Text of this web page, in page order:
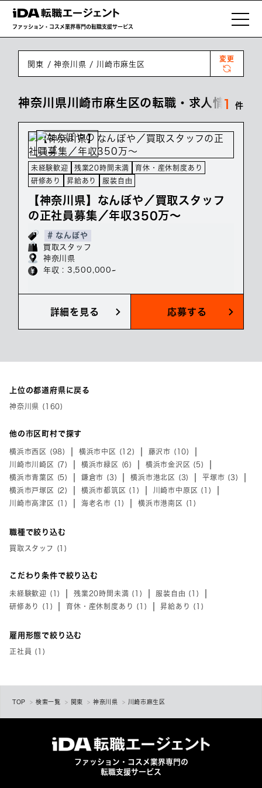
ファッション・コスメ業界専門の転職支援サービス
関東 神奈川県 川崎市麻生区
変更
神奈川県川崎市麻生区の転職・求人情報一覧
1 件
未経験歓迎 残業20時間未満
育休・産休制度あり
研修あり
昇給あり 服装自由
【神奈川県】なんぼや／買取スタッフ
の正社員募集／年収350万～
# なんぼや
買取スタッフ
神奈川県
年収 : 3,500,000~
詳細を見る 応募する
上位の都道府県に戻る
神奈川県 (160)
他の市区町村で探す
横浜市西区 (98) 横浜市中区 (12)
藤沢市 (10)
川崎市川崎区 (7)
横浜市緑区 (6)
横浜市金沢区 (5)
横浜市青葉区 (5)
鎌倉市 (3) 横浜市港北区 (3)
平塚市 (3)
横浜市戸塚区 (2)
横浜市都筑区 (1)
川崎市中原区 (1)
川崎市高津区 (1)
海老名市 (1) 横浜市港南区 (1)
職種で絞り込む
買取スタッフ (1)
こだわり条件で絞り込む
未経験歓迎 (1) 残業20時間未満 (1)
服装自由 (1)
研修あり (1)
育休・産休制度あり (1) 昇給あり (1)
雇用形態で絞り込む
正社員 (1)
TOP 検索一覧 関東 神奈川県 川崎市麻生区
ファッション・コスメ業界専門の
転職支援サービス